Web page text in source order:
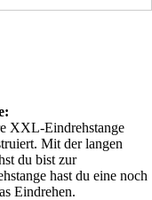
XXL-Eindrehstange
Mit der langen
du bist zur
hast du eine noch
Eindrehen.